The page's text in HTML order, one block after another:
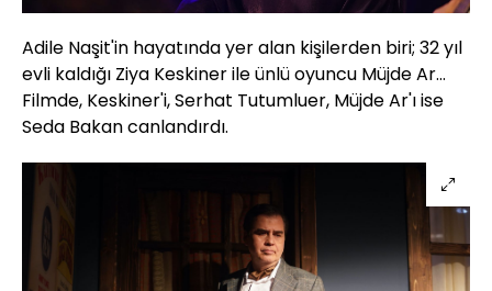
Adile Naşit'in hayatında yer alan kişilerden biri; 32 yıl
evli kaldığı Ziya Keskiner ile ünlü oyuncu Müjde Ar...
Filmde, Keskiner'i, Serhat Tutumluer, Müjde Ar'ı ise
Seda Bakan canlandırdı.